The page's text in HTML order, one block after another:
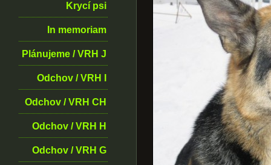
Krycí psi
In memoriam
Plánujeme / VRH J
Odchov / VRH I
Odchov / VRH CH
Odchov / VRH H
Odchov / VRH G